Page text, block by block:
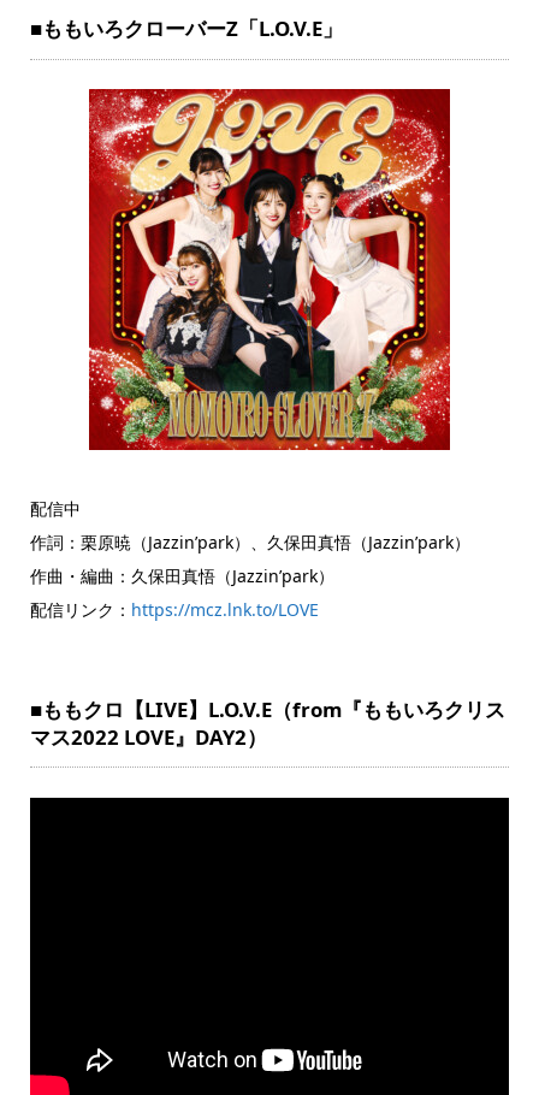
■ももいろクローバーZ「L.O.V.E」
配信中
作詞：栗原暁（Jazzin’park）、久保田真悟（Jazzin’park）
作曲・編曲：久保田真悟（Jazzin’park）
配信リンク： https://mcz.lnk.to/LOVE
■ももクロ【LIVE】L.O.V.E（from『ももいろクリス
マス2022 LOVE』DAY2）